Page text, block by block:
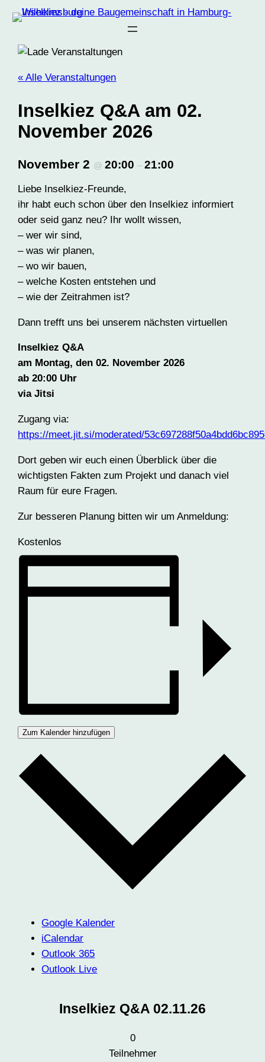
« Alle Veranstaltungen
Inselkiez Q&A am 02.
November 2026
November 2 @20:00–21:00
Liebe Inselkiez-Freunde,
ihr habt euch schon über den Inselkiez informiert
oder seid ganz neu? Ihr wollt wissen,
– wer wir sind,
– was wir planen,
– wo wir bauen,
– welche Kosten entstehen und
– wie der Zeitrahmen ist?
Dann trefft uns bei unserem nächsten virtuellen
Inselkiez Q&A
am Montag, den 02. November 2026
ab 20:00 Uhr
via Jitsi
Zugang via:
https://meet.jit.si/moderated/
Dort geben wir euch einen Überblick über die
wichtigsten Fakten zum Projekt und danach viel
Raum für eure Fragen.
Zur besseren Planung bitten wir um Anmeldung:
Kostenlos
Zum Kalender hinzufügen
Google Kalender
iCalendar
Outlook 365
Outlook Live
Inselkiez Q&A 02.11.26
0
Teilnehmer